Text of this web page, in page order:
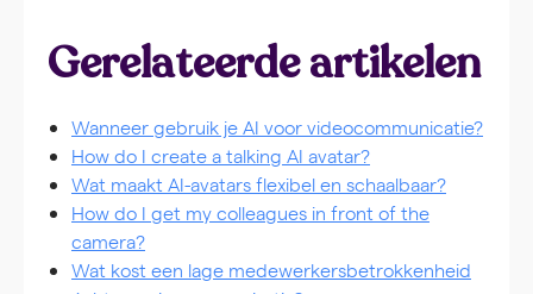
Gerelateerde artikelen
Wanneer gebruik je AI voor videocommunicatie?
How do I create a talking AI avatar?
Wat maakt AI-avatars flexibel en schaalbaar?
How do I get my colleagues in front of the
camera?
Wat kost een lage medewerkersbetrokkenheid